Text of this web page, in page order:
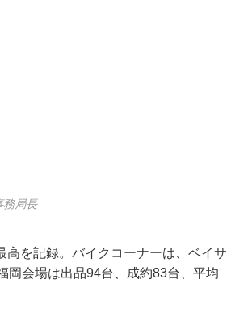
務局長
を記録。バイクコーナーは、ベイサ
岡会場は出品94台、成約83台、平均